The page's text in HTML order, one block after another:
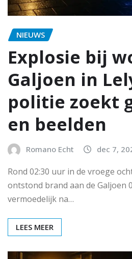
NIEUWS
Explosie bij
Galjoen in
politie zoekt
en beelden
Romano Echt dec 7,
Rond 02:30 uur in de vroege
ontstond brand aan de Galjoen
vermoedelijk na…
LEES MEER